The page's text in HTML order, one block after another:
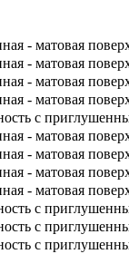
- матовая
- матовая
- матовая
- матовая
с
- матовая
- матовая
- матовая
- матовая
с
с
с